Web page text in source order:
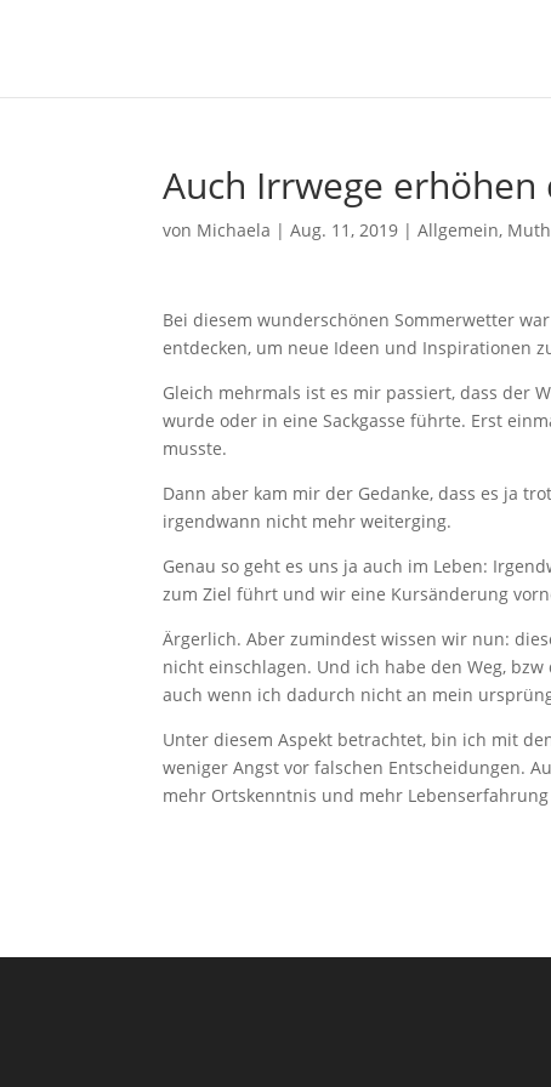
Auch Irrwege
von Michaela |Aug. 11, 2019 |Allgemein,
Bei diesem wunderschönen Sommerwetter
entdecken, um neue Ideen und Inspirationen
Gleich mehrmals ist es mir passiert, dass der
wurde oder in eine Sackgasse führte. Erst
musste.
Dann aber kam mir der Gedanke, dass es ja
irgendwann nicht mehr weiterging.
Genau so geht es uns ja auch im Leben:
zum Ziel führt und wir eine Kursänderung
Ärgerlich. Aber zumindest wissen wir nun:
nicht einschlagen. Und ich habe den Weg,
auch wenn ich dadurch nicht an mein
Unter diesem Aspekt betrachtet, bin ich mit
weniger Angst vor falschen Entscheidungen.
mehr Ortskenntnis und mehr